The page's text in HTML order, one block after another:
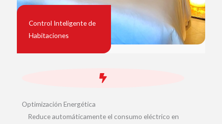
Control Inteligente de
Habitaciones
Optimización Energética
Reduce automáticamente el consumo eléctrico en